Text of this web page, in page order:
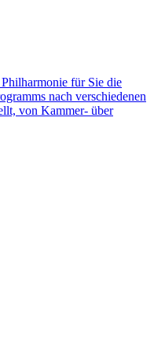
Philharmonie für Sie die
nach verschiedenen
von Kammer- über